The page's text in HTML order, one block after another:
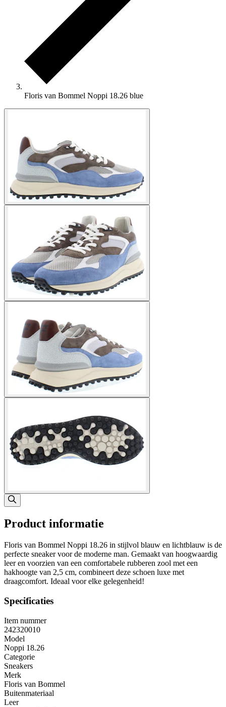
Floris van Bommel Noppi 18.26 blue
Product informatie
Floris van Bommel Noppi 18.26 in stijlvol blauw en lichtblauw is de
perfecte sneaker voor de moderne man. Gemaakt van hoogwaardig
leer en voorzien van een comfortabele rubberen zool met een
hakhoogte van 2,5 cm, combineert deze schoen luxe met
draagcomfort. Ideaal voor elke gelegenheid!
Specificaties
Item nummer
242320010
Model
Noppi 18.26
Categorie
Sneakers
Merk
Floris van Bommel
Buitenmateriaal
Leer